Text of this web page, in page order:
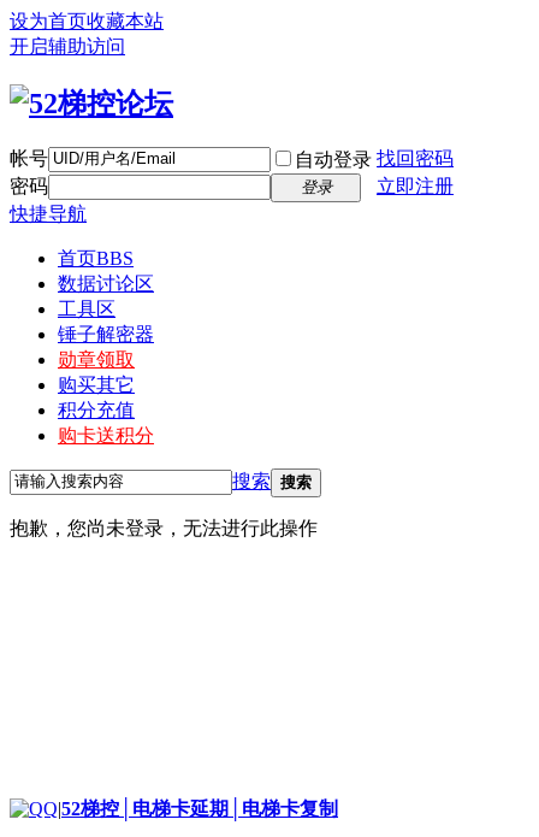
设为首页收藏本站
开启辅助访问
帐号 自动登录 找回密码
密码
登录
立即注册
快捷导航
首页BBS
数据讨论区
工具区
锤子解密器
勋章领取
购买其它
积分充值
购卡送积分
搜索 搜索
抱歉，您尚未登录，无法进行此操作
|52梯控│电梯卡延期│电梯卡复制